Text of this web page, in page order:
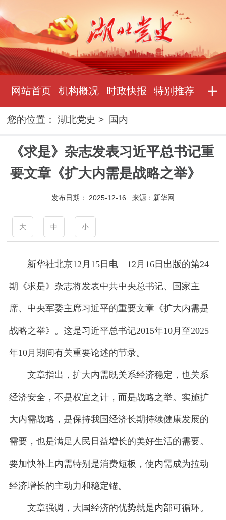
网站首页 机构概况 时政快报 特别推荐
您的位置：湖北党史 > 国内
《求是》杂志发表习近平总书记重
要文章《扩大内需是战略之举》
发布日期： 2025-12-16 来源： 新华网
大 中 小
新华社北京12月15日电 12月16日出版的第24
期《求是》杂志将发表中共中央总书记、国家主
席、中央军委主席习近平的重要文章《扩大内需是
战略之举》。这是习近平总书记2015年10月至2025
年10月期间有关重要论述的节录。
文章指出，扩大内需既关系经济稳定，也关系
经济安全，不是权宜之计，而是战略之举。实施扩
大内需战略，是保持我国经济长期持续健康发展的
需要，也是满足人民日益增长的美好生活的需要。
要加快补上内需特别是消费短板，使内需成为拉动
经济增长的主动力和稳定锚。
文章强调，大国经济的优势就是内部可循环。